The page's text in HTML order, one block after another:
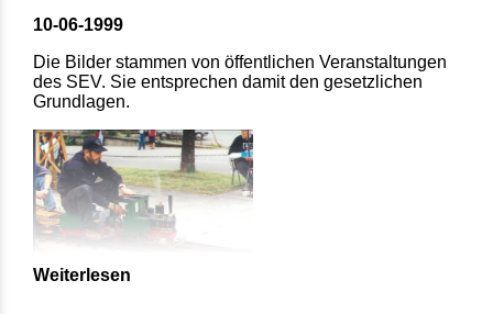
10-06-1999
Die Bilder stammen von öffentlichen Veranstaltungen
des SEV. Sie entsprechen damit den gesetzlichen
Grundlagen.
Weiterlesen